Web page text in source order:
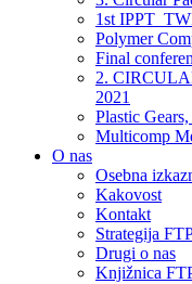
1st
Polymer
Final
2.
2021
Plastic
Multicomp
O nas
Osebna
Kakovost
Kontakt
Strategija
Drugi o nas
Knjižnica